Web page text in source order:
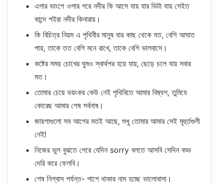
এপার ভাংগে ওপার গরে নদীর কি আসে যায় যার ভিটা যায় সেইত
কান্দে পইরা নদীর কিনারায়।
কি বিচিত্র নিয়ম এ পৃথিবীর মানুষ যার কাছ থেকে যত, বেশি আঘাত
পায়, তাকে তত বেশি মনে রাখে, তাকে বেশি ভালবাসে।
কষ্টের সময় চোখের ঘুমও স্বার্থপর হয়ে যায়, ছেড়ে চলে যায় সবার
মত।
তোমার চেয়ে ভয়ংকর কেউ নেই পৃথিবিতে আমার বিষ্যশ, তুমিযে
কোরেছ আমার শেষ সর্বনাষ।
জায়গাগুলো সব আগের মতই আছে, শুধু তোমার আমার সেই মূহুর্তগুলী
নেই!
নিজের ভুল বুঝতে পেরে যেদিন sorry বলতে আসবি সেদিন বড্ড
দেরি করে ফেলবি।
শেষ নিশ্বাস পর্যন্ত- পাশে থাকার নাম হচ্ছে ভালোবাসা।